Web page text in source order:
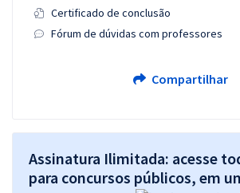
Certificado de conclusão
Fórum de dúvidas com professores
Compartilhar
Assinatura Ilimitada: acesse
para concursos públicos, em